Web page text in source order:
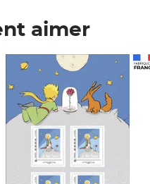
aimer
7,50€